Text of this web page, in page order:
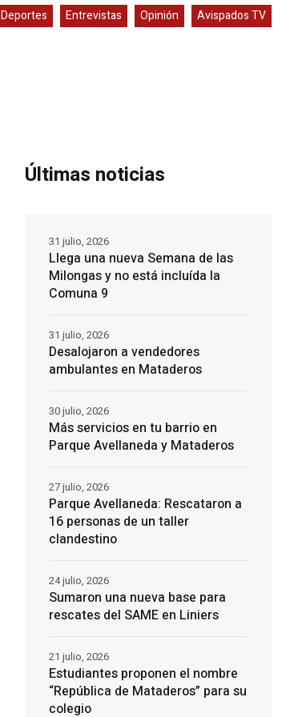
Deportes Entrevistas Opinión Avispados TV
Últimas noticias
Llega una nueva Semana de las
Milongas y no está incluída la
Comuna 9
31 julio, 2026
Desalojaron a vendedores
ambulantes en Mataderos
31 julio, 2026
Más servicios en tu barrio en
Parque Avellaneda y Mataderos
30 julio, 2026
Parque Avellaneda: Rescataron a
16 personas de un taller
clandestino
27 julio, 2026
Sumaron una nueva base para
rescates del SAME en Liniers
24 julio, 2026
Estudiantes proponen el nombre
“República de Mataderos” para su
colegio
21 julio, 2026